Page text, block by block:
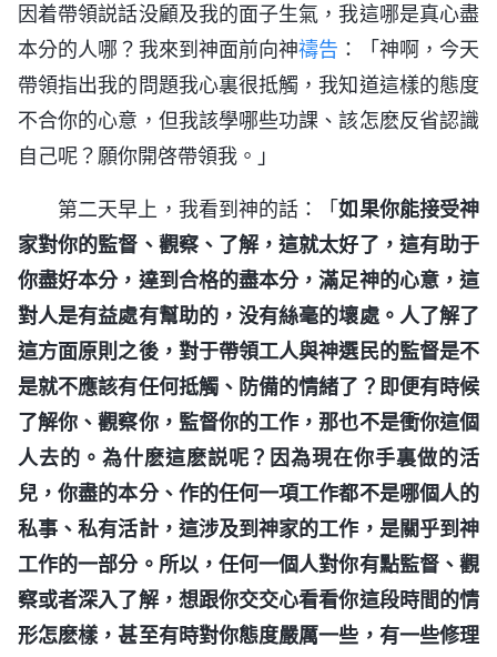
因着帶領説話没顧及我的面子生氣，我這哪是真心盡
本分的人哪？我來到神面前向神禱告 ：「神啊，今天
帶領指出我的問題我心裏很抵觸，我知道這樣的態度
不合你的心意，但我該學哪些功課、該怎麽反省認識
自己呢？願你開啓帶領我。」
第二天早上，我看到神的話：「如果你能接受神
家對你的監督、觀察、了解，這就太好了，這有助于
你盡好本分，達到合格的盡本分，滿足神的心意，這
對人是有益處有幫助的，没有絲毫的壞處。人了解了
這方面原則之後，對于帶領工人與神選民的監督是不
是就不應該有任何抵觸、防備的情緒了？即便有時候
了解你、觀察你，監督你的工作，那也不是衝你這個
人去的。為什麽這麽説呢？因為現在你手裏做的活
兒，你盡的本分、作的任何一項工作都不是哪個人的
私事、私有活計，這涉及到神家的工作，是關乎到神
工作的一部分。所以，任何一個人對你有點監督、觀
察或者深入了解，想跟你交交心看看你這段時間的情
形怎麽樣，甚至有時對你態度嚴厲一些，有一些修理